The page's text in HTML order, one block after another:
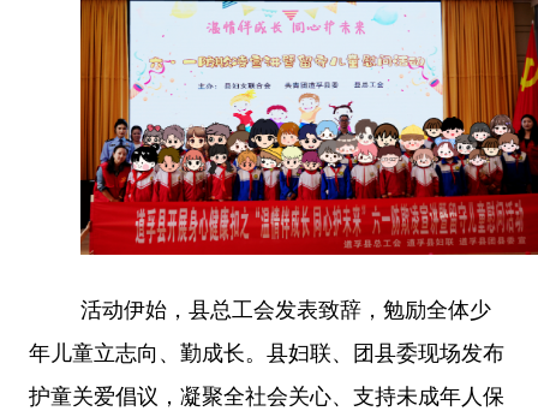
活动伊始，县总工会发表致辞，勉励全体少
年儿童立志向、勤成长。县妇联、团县委现场发布
护童关爱倡议，凝聚全社会关心、支持未成年人保